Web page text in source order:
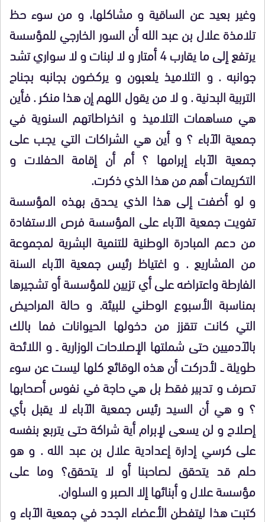
وغير بعيد عن الساقية و مشاكلها، و من سوء حظ
تلامذة علال بن عبد الله أن السور الخارجي للمؤسسة
يرتفع إلى ما يقارب 4 أمتار و لا لبنات و لا سواري تشد
جوانبه . و التلاميذ يلعبون و يركضون بجانبه بجناح
التربية البدنية . و لا من يقول اللهم إن هذا منكر . فأين
هي مساهمات التلاميذ و انخراطاتهم السنوية في
جمعية الآباء ؟ و أين هي الشراكات التي يجب على
جمعية الآباء إبرامها ؟ أم أن إقامة الحفلات و
التكريمات أهم من هذا الذي ذكرت.
و لو أضفت إلى هذا الذي يحدق بهذه المؤسسة
تفويت جمعية الآباء على المؤسسة فرص الاستفادة
من دعم المبادرة الوطنية للتنمية البشرية لمجموعة
من المشاريع . و اغتياظ رئيس جمعية الآباء السنة
الفارطة واعتراضه على أي تزيين للمؤسسة أو تشجيرها
بمناسبة الأسبوع الوطني للبيئة. و حالة المراحيض
التي كانت تتقزز من دخولها الحيوانات فما بالك
بالآدميين حتى شملتها الإصلاحات الوزارية ـ و اللائحة
طويلة ـ. لأدركت أن هذه الوقائع كلها ليست عن سوء
تصرف و تدبير فقط بل هي حاجة في نفوس أصحابها
؟ و هي أن السيد رئيس جمعية الآباء لا يقبل بأي
إصلاح و لن يسعى لإبرام أية شراكة حتى يتربع بنفسه
على كرسي إدارة إعدادية علال بن عبد الله . و هو
حلم قد يتحقق لصاحبنا أو لا يتحقق؟ وما على
مؤسسة علال و أبنائها إلا الصبر و السلوان.
كتبت هذا ليتفطن الأعضاء الجدد في جمعية الآباء و